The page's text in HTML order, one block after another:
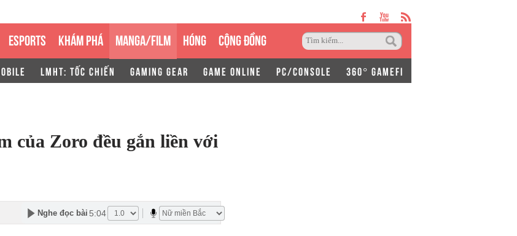
ESPORTS KHÁM PHÁ MANGA/FILM HÓNG CỘNG ĐỒNG
LMHT: TỐC CHIẾN GAMING GEAR GAME ONLINE PC/CONSOLE 360° GAMEFI
của Zoro đều gắn liền với
Nghe đọc bài 5:04